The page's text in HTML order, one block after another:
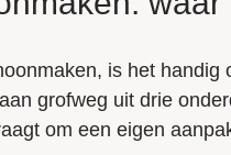
is het
grofweg uit drie
om een eigen